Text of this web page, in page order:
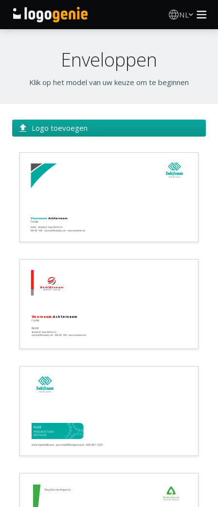
NL
AI logogenerator
Gedrukte producten
Over
Blog
Enveloppen
Klik op het model van uw keuze om te beginnen
Logo toevoegen
608-967-1020 - your.email@company.com - www.mywebsite.com
Functie
Bedrijf - 48 South St. Tulare 93274.0 CA
VoornaamAchternaam
Bedrijfsnaam
Bedrijfs tagline
48 South St. Tulare 93274.0 CA
your.email@company.com - 608-967-1020 - www.mywebsite.com
Bedrijf
Voornaam Achternaam
Functie
Bedrijfsnaam
Bedrijfs tagline
www.mywebsite.com - your.email@company.com - 608-967-1020
48 South St. Tulare
93274.0 CA
Bedrijf
Bedrijfsnaam
Bedrijfs tagline
Voeg hier uw slogan in
Bedrijfsnaam
Bedrijfs tagline